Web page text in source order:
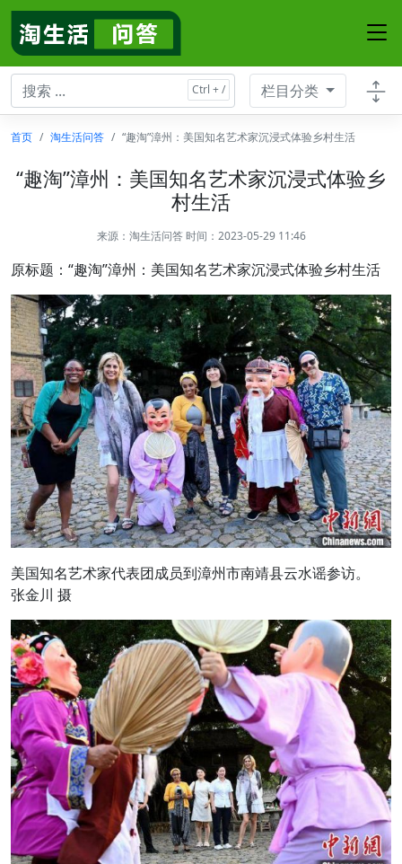
栏目分类
首页 淘生活问答 “趣淘”漳州：美国知名艺术家沉浸式体验乡村生活
“趣淘”漳州：美国知名艺术家沉浸式体验乡
村生活
来源： 淘生活问答 时间：2023-05-29 11:46
原标题：“趣淘”漳州：美国知名艺术家沉浸式体验乡村生活
美国知名艺术家代表团成员到漳州市南靖县云水谣参访。
张金川 摄